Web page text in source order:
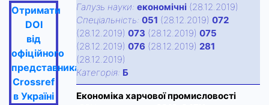
Отримати
DOI
від
офіційного
представника
Crossref
в Україні
Галузь науки: економічні (28.12.2019)
Спецiальнiсть: 051 (28.12.2019) 072
(28.12.2019) 073 (28.12.2019) 075
(28.12.2019) 076 (28.12.2019) 281
(28.12.2019)
Категорiя: Б
Економіка харчової промисловості